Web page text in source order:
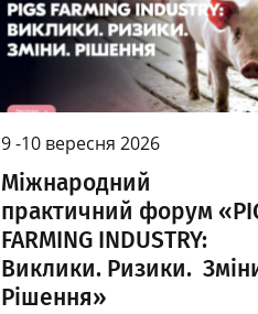
9 -10 вересня 2026
Міжнародний
практичний форум
FARMING INDUSTRY:
Виклики. Ризики.
Рішення»